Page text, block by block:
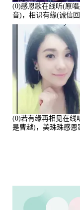
(0)感恩歌在线听(原
音)，相识有缘(诚信
唱点播:161288次
(0)若有缘再相见在线
是曹越)，美珠珠感恩